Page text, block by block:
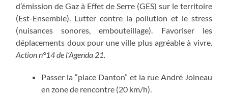
d’émission de Gaz à Effet de Serre (GES) sur le territoire
(Est-Ensemble). Lutter contre la pollution et le stress
(nuisances sonores, embouteillage). Favoriser les
déplacements doux pour une ville plus agréable à vivre.
Action n°14 de l’Agenda 21.
Passer la “place Danton” et la rue André Joineau
en zone de rencontre (20 km/h).